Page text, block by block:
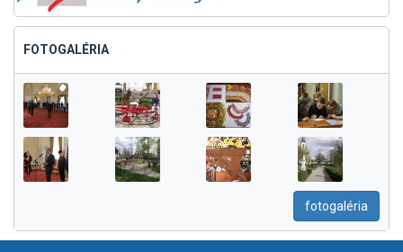
FOTOGALÉRIA
fotogaléria